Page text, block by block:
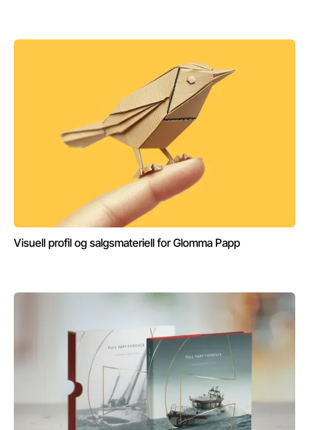
Visuell profil og salgsmateriell for Glomma Papp